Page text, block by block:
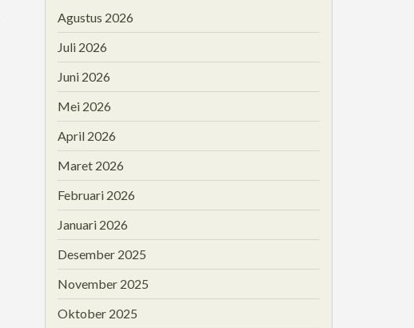
Agustus 2026
Juli 2026
Juni 2026
Mei 2026
April 2026
Maret 2026
Februari 2026
Januari 2026
Desember 2025
November 2025
Oktober 2025